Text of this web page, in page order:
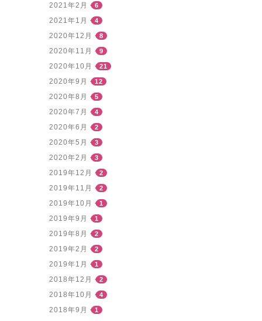
2021年2月 6
2021年1月 4
2020年12月 8
2020年11月 9
2020年10月 21
2020年9月 12
2020年8月 5
2020年7月 4
2020年6月 2
2020年5月 3
2020年2月 3
2019年12月 2
2019年11月 2
2019年10月 1
2019年9月 1
2019年8月 2
2019年2月 2
2019年1月 1
2018年12月 2
2018年10月 4
2018年9月 1